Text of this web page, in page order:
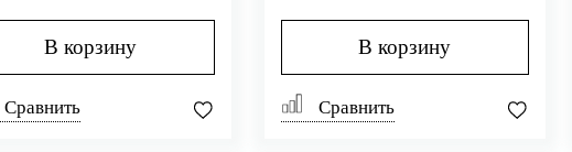
В корзину
Сравнить
В корзину
Сравнить